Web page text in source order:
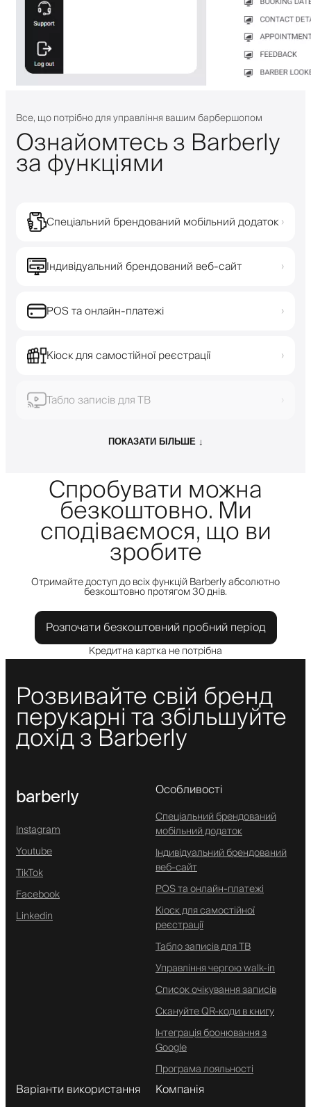
Все, що потрібно для управління вашим барбершопом
Ознайомтесь з Barberly
за функціями
Спеціальний брендований мобільний додаток ›
Індивідуальний брендований веб-сайт ›
POS та онлайн-платежі ›
Кіоск для самостійної реєстрації ›
Табло записів для ТВ ›
ПОКАЗАТИ БІЛЬШЕ ↓
Спробувати можна
безкоштовно. Ми
сподіваємося, що ви
зробите
Отримайте доступ до всіх функцій Barberly абсолютно
безкоштовно протягом 30 днів.
Розпочати безкоштовний пробний період
Кредитна картка не потрібна
Розвивайте свій бренд
перукарні та збільшуйте
дохід з Barberly
barberly
Instagram
Youtube
TikTok
Facebook
Linkedin
Особливості
Спеціальний брендований
мобільний додаток
Індивідуальний брендований
веб-сайт
POS та онлайн-платежі
Кіоск для самостійної
реєстрації
Табло записів для ТВ
Управління чергою walk-in
Список очікування записів
Скануйте QR-коди в книгу
Інтеграція бронювання з
Google
Програма лояльності
Варіанти використання Компанія